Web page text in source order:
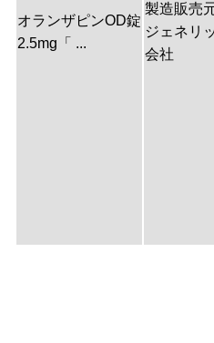
オランザピンOD錠
2.5mg「 ...
製造販売
ジェネリ
会社